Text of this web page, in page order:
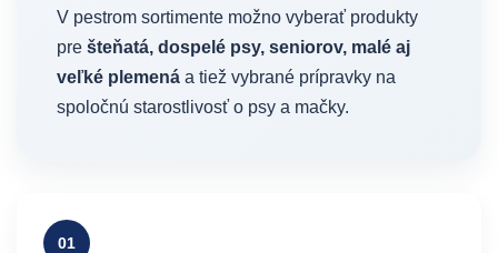
V pestrom sortimente možno vyberať produkty
pre šteňatá, dospelé psy, seniorov, malé aj
veľké plemená a tiež vybrané prípravky na
spoločnú starostlivosť o psy a mačky.
01